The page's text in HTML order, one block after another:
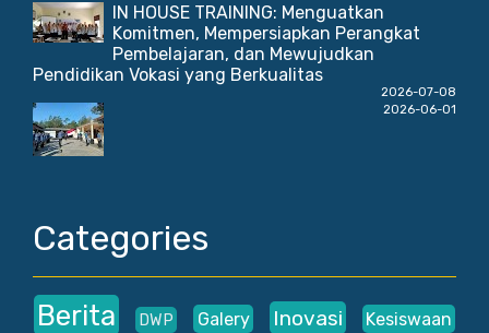
IN HOUSE TRAINING: Menguatkan
Komitmen, Mempersiapkan Perangkat
Pembelajaran, dan Mewujudkan
Pendidikan Vokasi yang Berkualitas
2026-07-08
2026-06-01
Categories
Berita DWP Galery Inovasi
Kesiswaan